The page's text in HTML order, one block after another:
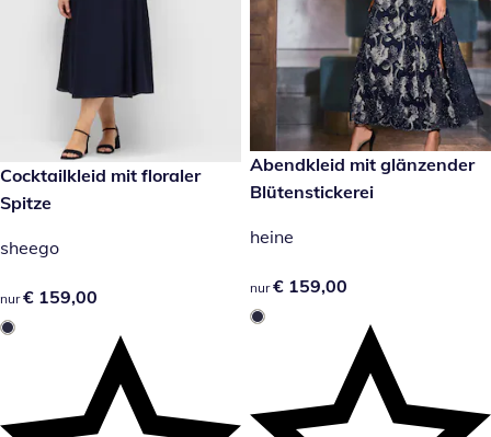
€ 159,00
Cocktailkleid mit floraler
Spitze
sheego
€ 159,00
nur € 159,00
€ 159,00
Abendkleid mit glänzender
Blütenstickerei
heine
€ 159,00
nur € 159,00